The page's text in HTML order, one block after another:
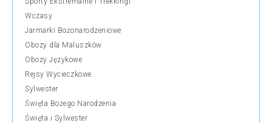
Wczasy
Jarmarki Bożonarodzeniowe
Obozy dla Maluszków
Obozy Językowe
Rejsy Wycieczkowe
Sylwester
Święta Bożego Narodzenia
Święta i Sylwester